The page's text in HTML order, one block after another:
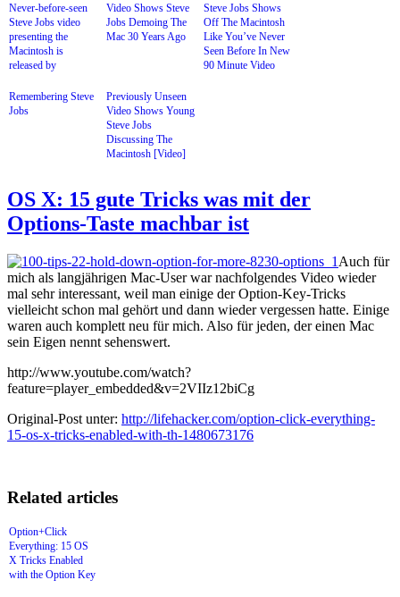
Never-before-seen
Steve Jobs video
presenting the
Macintosh is
released by
Museum
Video Shows Steve
Jobs Demoing The
Mac 30 Years Ago
Steve Jobs Shows
Off The Macintosh
Like You’ve Never
Seen Before In New
90 Minute Video
Remembering Steve
Jobs
Previously Unseen
Video Shows Young
Steve Jobs
Discussing The
Macintosh [Video]
OS X: 15 gute Tricks was mit der
Options-Taste machbar ist
Auch für
mich als langjährigen Mac-User war nachfolgendes Video wieder
mal sehr interessant, weil man einige der Option-Key-Tricks
vielleicht schon mal gehört und dann wieder vergessen hatte. Einige
waren auch komplett neu für mich. Also für jeden, der einen Mac
sein Eigen nennt sehenswert.
http://www.youtube.com/watch?
feature=player_embedded&v=2VIIz12biCg
Original-Post unter: http://lifehacker.com/option-click-everything-
15-os-x-tricks-enabled-with-th-1480673176
Related articles
Option+Click
Everything: 15 OS
X Tricks Enabled
with the Option Key